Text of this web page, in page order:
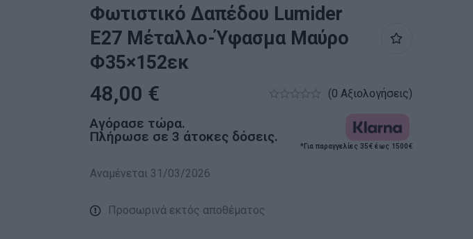
Φωτιστικό Δαπέδου Lumider
Ε27 Μέταλλο-Ύφασμα Μαύρο
Φ35×152εκ
48,00 € (0 Αξιολογήσεις)
Αγόρασε τώρα.
Πλήρωσε σε 3 άτοκες δόσεις.
*Για παραγγελίες 35€ έως 1500€
Αναμένεται 31/03/2026
Προσωρινά εκτός αποθέματος